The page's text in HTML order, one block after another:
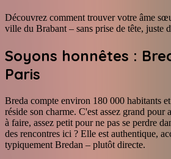
Découvrez comment trouver votre âme
ville du Brabant – sans prise de tête, juste
Soyons honnêtes :
Paris
Breda compte environ 180 000 habitants
réside son charme. C'est assez grand pour
à faire, assez petit pour ne pas se perdre
des rencontres ici ? Elle est authentique,
typiquement Bredan – plutôt directe.